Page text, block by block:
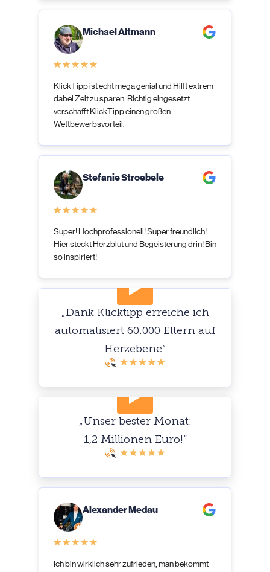
Michael Altmann
KlickTipp ist echt mega genial und Hilft extrem
dabei Zeit zu sparen. Richtig eingesetzt
verschafft KlickTipp einen großen
Wettbewerbsvorteil.
Stefanie Stroebele
Super! Hochprofessionell! Super freundlich!
Hier steckt Herzblut und Begeisterung drin! Bin
so inspiriert!
„Dank Klicktipp erreiche ich
automatisiert 60.000 Eltern auf
Herzebene“
„Unser bester Monat:
1,2 Millionen Euro!“
Alexander Medau
Ich bin wirklich sehr zufrieden, man bekommt